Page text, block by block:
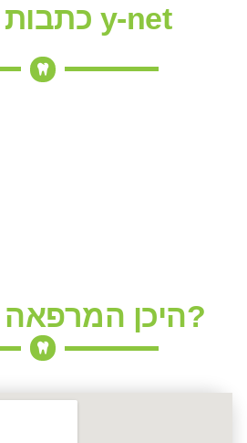
כתבות מאתר y-net
היכן המרפאה ממוקמת?